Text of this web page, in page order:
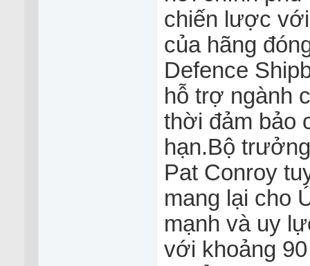
chiến lược
của hãng
Defence
hỗ trợ ngành
thời đảm bảo
hạn.Bộ
Pat Conroy
mang lại cho
mạnh và uy
với khoảng